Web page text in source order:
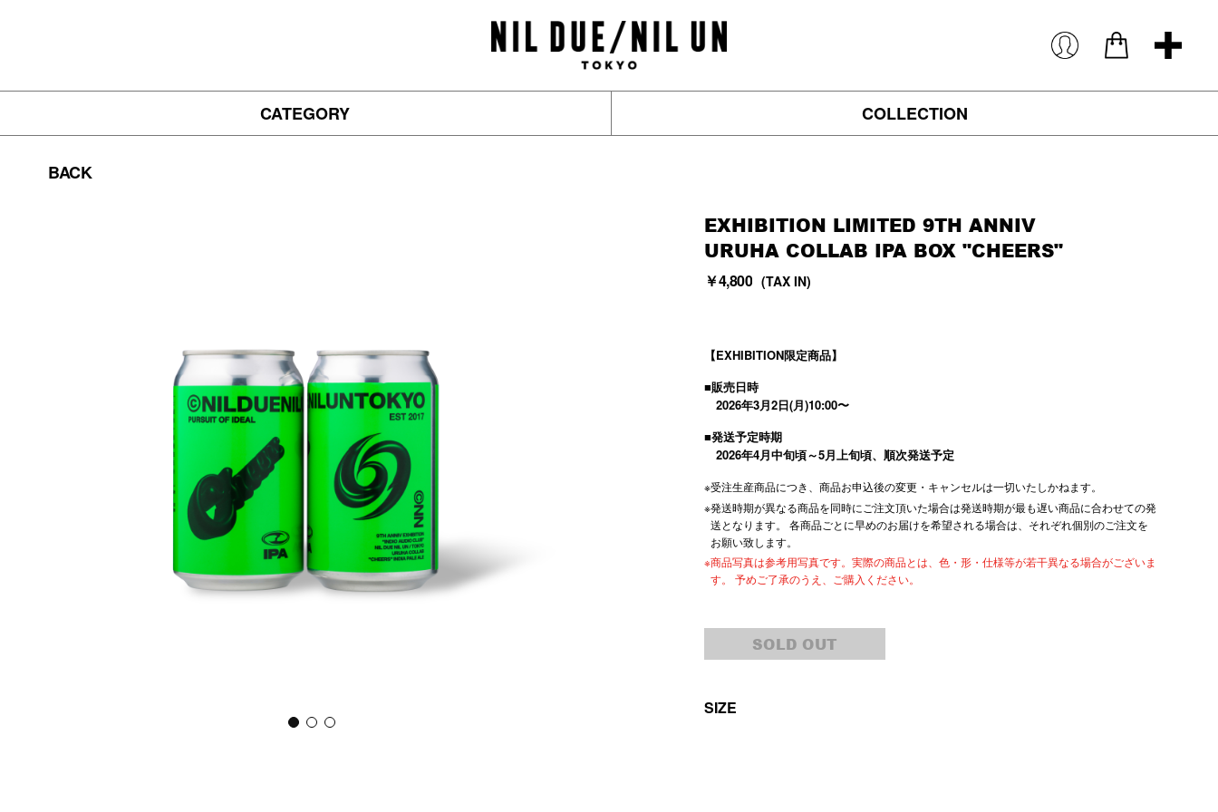
CATEGORY COLLECTION
BACK
EXHIBITION LIMITED 9TH ANNIV
URUHA COLLAB IPA BOX "CHEERS"
￥4,800 (TAX IN)
【EXHIBITION限定商品】
■販売日時
2026年3月2日(月)10:00〜
■発送予定時期
2026年4月中旬頃～5月上旬頃、順次発送予定
※受注生産商品につき、商品お申込後の変更・キャンセルは一切いたしかねます。
※発送時期が異なる商品を同時にご注文頂いた場合は発送時期が最も遅い商品に合わせての発
送となります。 各商品ごとに早めのお届けを希望される場合は、それぞれ個別のご注文を
お願い致します。
※商品写真は参考用写真です。実際の商品とは、色・形・仕様等が若干異なる場合がございま
す。 予めご了承のうえ、ご購入ください。
SOLD OUT
SIZE